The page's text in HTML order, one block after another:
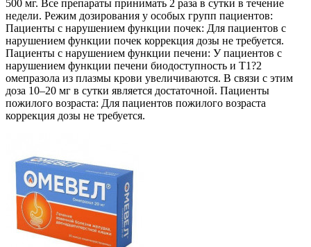
500 мг. Все препараты принимать 2 раза в сутки в течение
недели. Режим дозирования у особых групп пациентов:
Пациенты с нарушением функции почек: Для пациентов с
нарушением функции почек коррекция дозы не требуется.
Пациенты с нарушением функции печени: У пациентов с
нарушением функции печени биодоступность и Т1?2
омепразола из плазмы крови увеличиваются. В связи с этим
доза 10–20 мг в сутки является достаточной. Пациенты
пожилого возраста: Для пациентов пожилого возраста
коррекция дозы не требуется.